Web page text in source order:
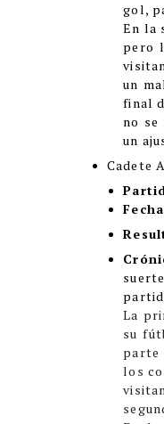
gol,
En la
pero
un
final
no
un
Cadete A
La
su
parte
los